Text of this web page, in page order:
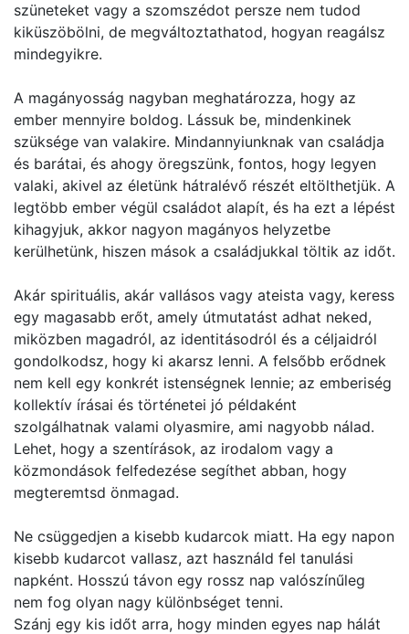
szüneteket vagy a szomszédot persze nem tudod
kiküszöbölni, de megváltoztathatod, hogyan reagálsz
mindegyikre.
A magányosság nagyban meghatározza, hogy az
ember mennyire boldog. Lássuk be, mindenkinek
szüksége van valakire. Mindannyiunknak van családja
és barátai, és ahogy öregszünk, fontos, hogy legyen
valaki, akivel az életünk hátralévő részét eltölthetjük. A
legtöbb ember végül családot alapít, és ha ezt a lépést
kihagyjuk, akkor nagyon magányos helyzetbe
kerülhetünk, hiszen mások a családjukkal töltik az időt.
Akár spirituális, akár vallásos vagy ateista vagy, keress
egy magasabb erőt, amely útmutatást adhat neked,
miközben magadról, az identitásodról és a céljaidról
gondolkodsz, hogy ki akarsz lenni. A felsőbb erődnek
nem kell egy konkrét istenségnek lennie; az emberiség
kollektív írásai és történetei jó példaként
szolgálhatnak valami olyasmire, ami nagyobb nálad.
Lehet, hogy a szentírások, az irodalom vagy a
közmondások felfedezése segíthet abban, hogy
megteremtsd önmagad.
Ne csüggedjen a kisebb kudarcok miatt. Ha egy napon
kisebb kudarcot vallasz, azt használd fel tanulási
napként. Hosszú távon egy rossz nap valószínűleg
nem fog olyan nagy különbséget tenni.
Szánj egy kis időt arra, hogy minden egyes nap hálát